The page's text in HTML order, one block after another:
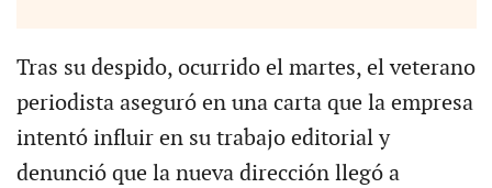
Tras su despido, ocurrido el martes, el veterano
periodista aseguró en una carta que la empresa
intentó influir en su trabajo editorial y
denunció que la nueva dirección llegó a